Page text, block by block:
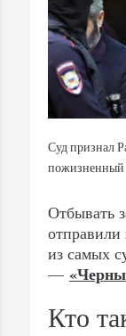
Суд признал
пожизненный
Отбывать
отправили
из самых
—
Кто